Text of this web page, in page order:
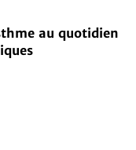
au quotidien